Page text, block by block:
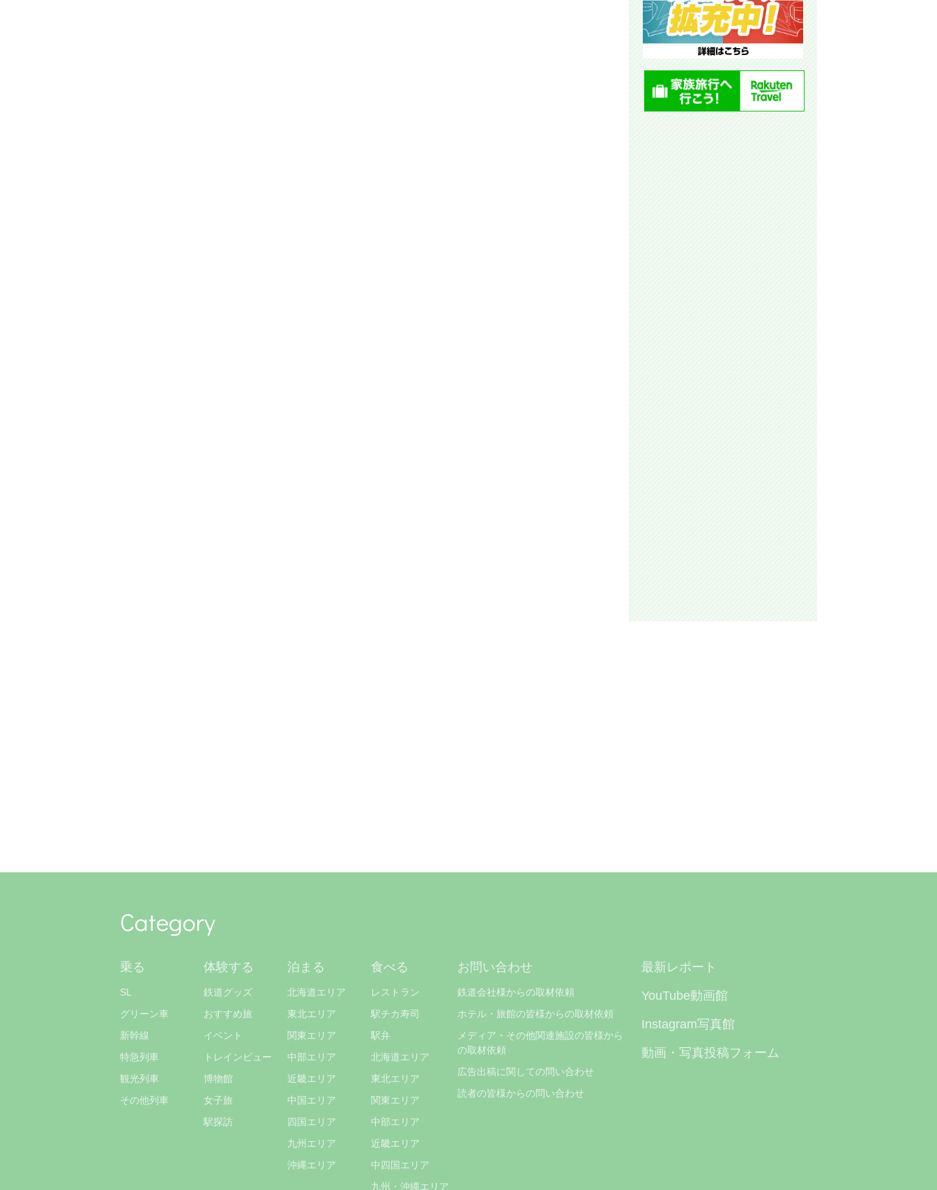
Category
乗る
SL
グリーン車
新幹線
特急列車
観光列車
その他列車
体験する
鉄道グッズ
おすすめ旅
イベント
トレインビュー
博物館
女子旅
駅探訪
泊まる
北海道エリア
東北エリア
関東エリア
中部エリア
近畿エリア
中国エリア
四国エリア
九州エリア
沖縄エリア
食べる
レストラン
駅チカ寿司
駅弁
北海道エリア
東北エリア
関東エリア
中部エリア
近畿エリア
中四国エリア
九州・沖縄エリア
お問い合わせ
鉄道会社様からの取材依頼
ホテル・旅館の皆様からの取材依頼
メディア・その他関連施設の皆様から
の取材依頼
広告出稿に関しての問い合わせ
読者の皆様からの問い合わせ
最新レポート
YouTube動画館
Instagram写真館
動画・写真投稿フォーム